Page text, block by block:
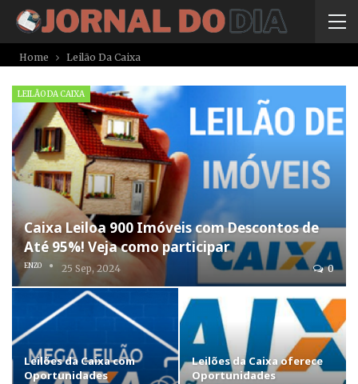
Home Leilão Da Caixa
LEILÃO DA CAIXA
Caixa Leiloa 900 Imóveis com Descontos de
Até 95%! Veja como participar
ENZO 25 Sep, 2024 0
Leilões da Caixa com
Oportunidades
Leilões da Caixa oferece
Oportunidades